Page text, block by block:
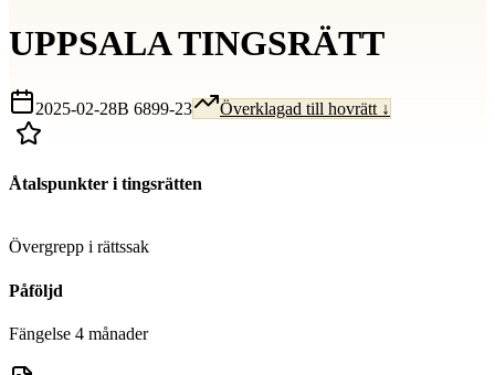
UPPSALA TINGSRÄTT
2025-02-28B 6899-23 Överklagad till hovrätt ↓
Åtalspunkter i tingsrätten
Övergrepp i rättssak
Påföljd
Fängelse 4 månader